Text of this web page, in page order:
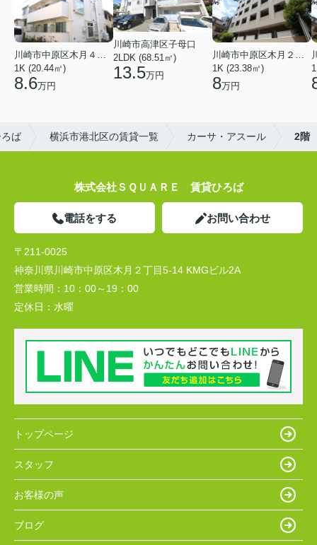
川崎市中原区木月４丁目
1K (20.44㎡)
8.6万円
川崎市高津区子母口
2LDK (68.51㎡)
13.5万円
川崎市中原区木月２丁目
1K (23.38㎡)
8万円
ば 横浜市港北区の賃貸一覧 カーサ・アスール 2階
株式会社ＳＱＵＡＲＥ 賃貸ひろば
電話をする お問い合わせ
〒211-0025
神奈川県川崎市中原区木月２丁目5-14 KMGビル2A
営業時間： 10：00～19：00
定休日： 水曜
トップページ
スタッフ
お客様の声
ブログ